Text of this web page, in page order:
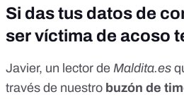
Si das tus datos de
ser víctima de acoso
Javier, un lector de Maldita.es
través de nuestro buzón de